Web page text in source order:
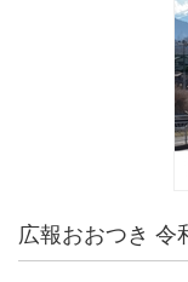
広報おおつき 令